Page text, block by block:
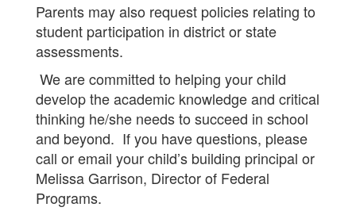
Parents may also request policies relating to
student participation in district or state
assessments.
We are committed to helping your child
develop the academic knowledge and critical
thinking he/she needs to succeed in school
and beyond. If you have questions, please
call or email your child’s building principal or
Melissa Garrison, Director of Federal
Programs.